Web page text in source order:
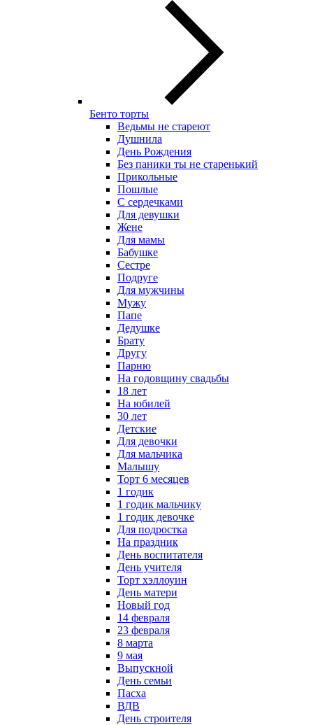
Бенто торты
Ведьмы не стареют
Душнила
День Рождения
Без паники ты не старенький
Прикольные
Пошлые
С сердечками
Для девушки
Жене
Для мамы
Бабушке
Сестре
Подруге
Для мужчины
Мужу
Папе
Дедушке
Брату
Другу
Парню
На годовщину свадьбы
18 лет
На юбилей
30 лет
Детские
Для девочки
Для мальчика
Малышу
Торт 6 месяцев
1 годик
1 годик мальчику
1 годик девочке
Для подростка
На праздник
День воспитателя
День учителя
Торт хэллоуин
День матери
Новый год
14 февраля
23 февраля
8 марта
9 мая
Выпускной
День семьи
Пасха
ВДВ
День строителя